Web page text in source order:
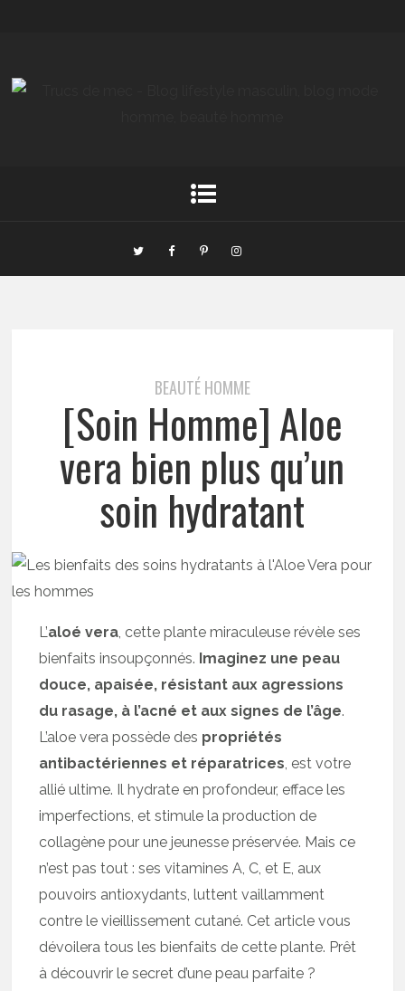
BEAUTÉ HOMME
[Soin Homme] Aloe
vera bien plus qu’un
soin hydratant
L’aloé vera, cette plante miraculeuse révèle ses
bienfaits insoupçonnés. Imaginez une peau
douce, apaisée, résistant aux agressions
du rasage, à l’acné et aux signes de l’âge.
L’aloe vera possède des propriétés
antibactériennes et réparatrices, est votre
allié ultime. Il hydrate en profondeur, efface les
imperfections, et stimule la production de
collagène pour une jeunesse préservée. Mais ce
n’est pas tout : ses vitamines A, C, et E, aux
pouvoirs antioxydants, luttent vaillamment
contre le vieillissement cutané. Cet article vous
dévoilera tous les bienfaits de cette plante. Prêt
à découvrir le secret d’une peau parfaite ?